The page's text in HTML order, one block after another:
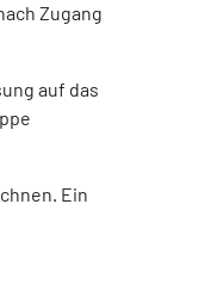
Zugang
auf das
Ein